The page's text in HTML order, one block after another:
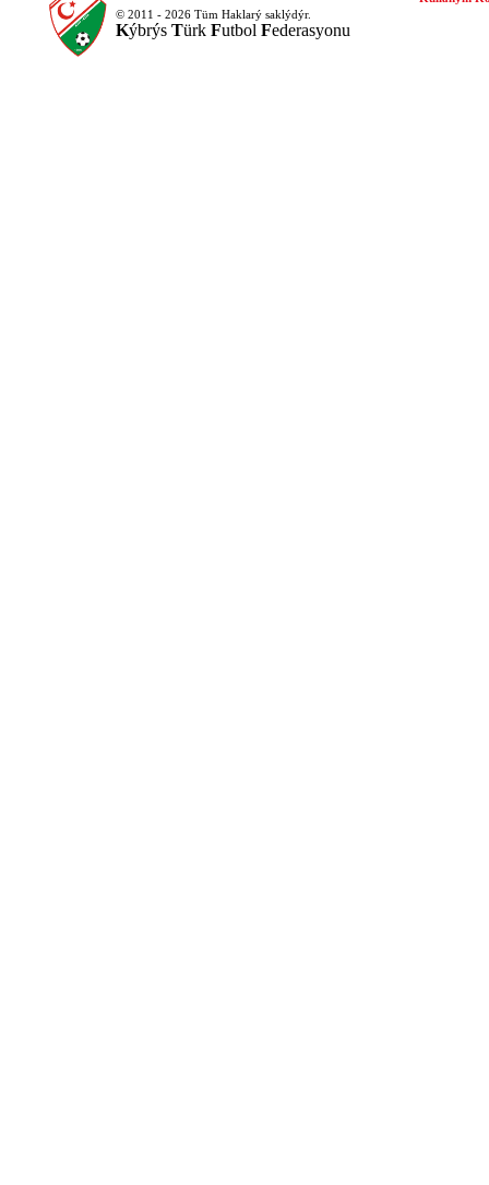
© 2011 - 2026 Tüm Haklarý saklýdýr.
Kýbrýs Türk Futbol Federasyonu